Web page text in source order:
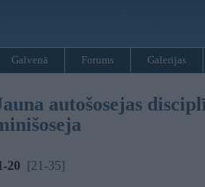
Galvenā Forums Galerijas
autošosejas
20 [21-35]